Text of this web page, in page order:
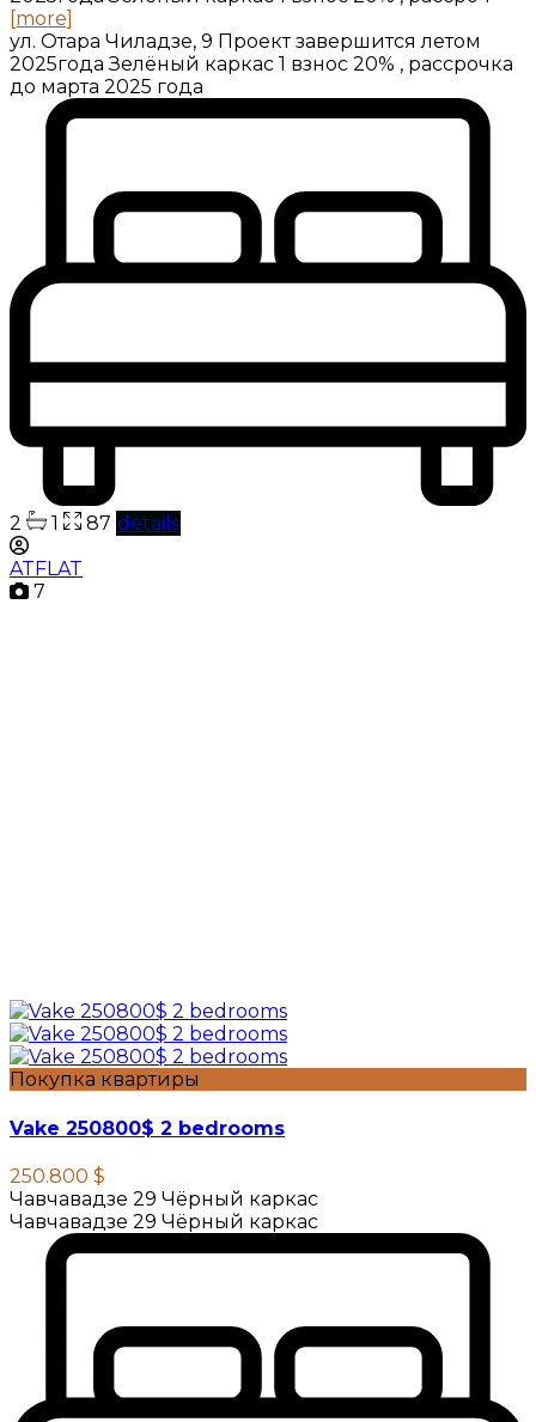
[more]
ул. Отара Чиладзе, 9 Проект завершится летом
2025года Зелёный каркас 1 взнос 20% , рассрочка
до марта 2025 года
2 1 87 details
ATFLAT
7
Покупка квартиры
Vake 250800$ 2 bedrooms
250.800 $
Чавчавадзе 29 Чёрный каркас
Чавчавадзе 29 Чёрный каркас